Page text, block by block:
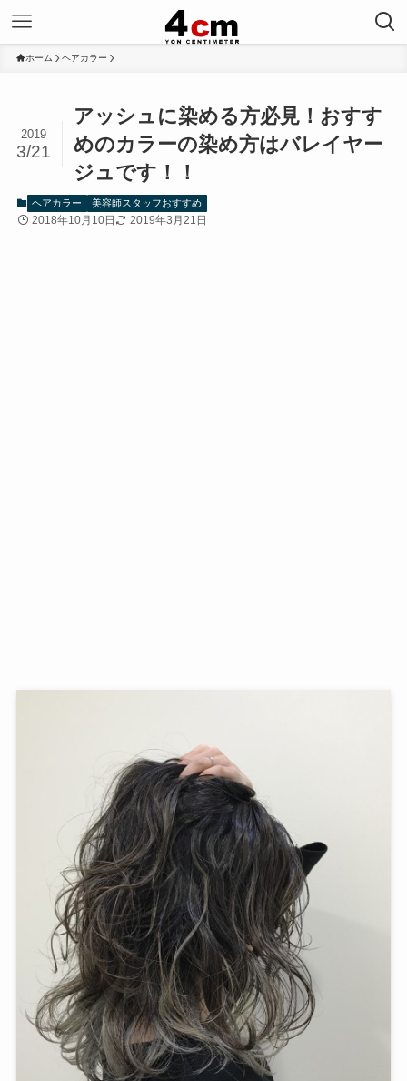
ホーム ヘアカラー
アッシュに染める方必見！おすす
めのカラーの染め方はバレイヤー
ジュです！！
2019
3/21
ヘアカラー 美容師スタッフおすすめ
2018年10月10日 2019年3月21日